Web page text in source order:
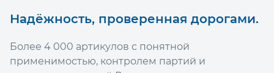
Надёжность, проверенная дорогами.
Более 4 000 артикулов с понятной
применимостью, контролем партий и